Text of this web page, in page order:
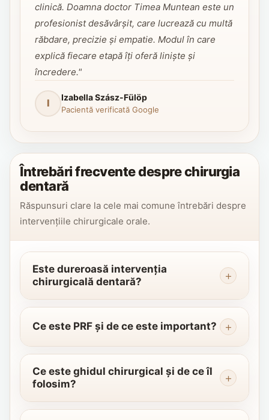
clinică. Doamna doctor Timea Muntean este un
profesionist desăvârșit, care lucrează cu multă
răbdare, precizie și empatie. Modul în care
explică fiecare etapă îți oferă liniște și
încredere."
I Izabella Szász-Fülöp
Pacientă verificată Google
Întrebări frecvente despre chirurgia
dentară
Răspunsuri clare la cele mai comune întrebări despre
intervențiile chirurgicale orale.
Este dureroasă intervenția
chirurgicală dentară?
+
Nu. Toate intervențiile chirurgicale se
realizează sub anestezie locală eficientă —
absent. Dr. Bogdan Zaharie se asigură că
anestezia este completă înainte de a începe.
După intervenție poate apărea o sensibilitate
ușoară, gestionabilă cu medicația recomandată.
Ce este PRF și de ce este important? +
PRF (Plasmă Bogată în Fibrină) este un produs
biologic obținut din sângele propriu al
pacientului, prin centrifugare. Conține factori de
creștere care accelerează vindecarea, reduc
Ce este ghidul chirurgical și de ce îl
folosim?
+
Ghidul chirurgical este un dispozitiv realizat